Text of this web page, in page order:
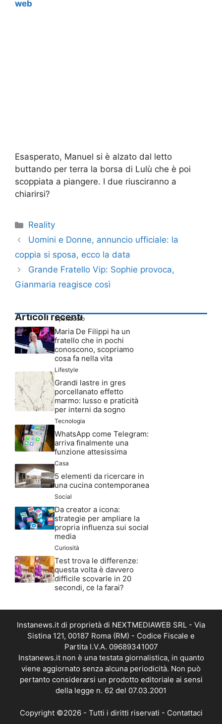
buttando per terra la borsa di Lulù che è poi
scoppiata a piangere. I due riusciranno a
chiarirsi?
Uomini e Donne, annuncio ufficiale: la
coppia si sposa, ecco la data
Grande Fratello Vip: Sophie provoca,
Gianmaria reagisce così
Maria De Filippi ha un
fratello che in pochi
conoscono, scopriamo
cosa fa nella vita
Lifestyle
Grandi lastre in gres
porcellanato effetto
marmo: lusso e praticità
per interni da sogno
Tecnologia
WhatsApp come Telegram:
arriva finalmente una
funzione attesissima
Casa
5 elementi da ricercare in
una cucina contemporanea
Social
Da creator a icona:
strategie per ampliare la
propria influenza sui social
media
Curiosità
Test trova le differenze:
questa volta è davvero
difficile scovarle in 20
secondi, ce la farai?
Sistina 121, 00187 Roma (RM) - Codice Fiscale e
Partita I.V.A. 09689341007
Instanews.it non è una testata giornalistica, in quanto
viene aggiornato senza alcuna periodicità. Non può
pertanto considerarsi un prodotto editoriale ai sensi
della legge n. 62 del 07.03.2001